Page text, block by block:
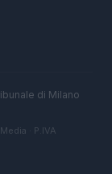
di Milano
· P.IVA